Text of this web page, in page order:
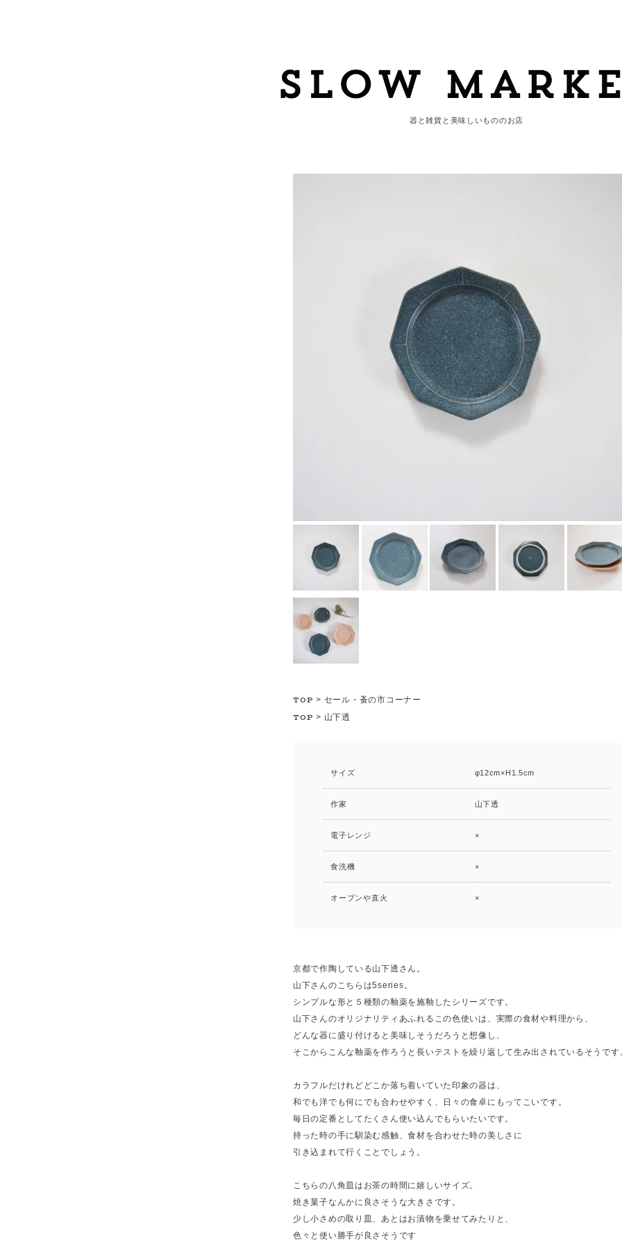
器と雑貨と美味しいもののお店
TOP > セール・蚤の市コーナー
TOP > 山下透
サイズ φ12cm×H1.5cm
作家 山下透
電子レンジ ×
食洗機 ×
オーブンや直火 ×
京都で作陶している山下透さん。
山下さんのこちらは5series。
シンプルな形と５種類の釉薬を施釉したシリーズです。
山下さんのオリジナリティあふれるこの色使いは、実際の食材や料理から、
どんな器に盛り付けると美味しそうだろうと想像し、
そこからこんな釉薬を作ろうと長いテストを繰り返して生み出されているそうです
カラフルだけれどどこか落ち着いていた印象の器は、
和でも洋でも何にでも合わせやすく、日々の食卓にもってこいです。
毎日の定番としてたくさん使い込んでもらいたいです。
持った時の手に馴染む感触、食材を合わせた時の美しさに
引き込まれて行くことでしょう。
こちらの八角皿はお茶の時間に嬉しいサイズ。
焼き菓子なんかに良さそうな大きさです。
少し小さめの取り皿、あとはお漬物を乗せてみたりと、
色々と使い勝手が良さそうです